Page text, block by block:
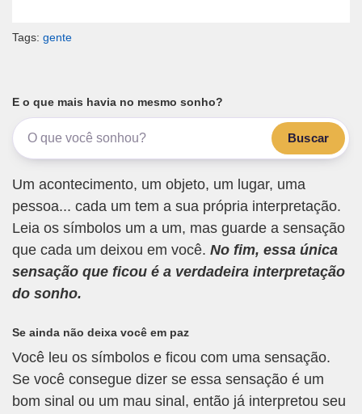
Tags: gente
E o que mais havia no mesmo sonho?
Buscar
Um acontecimento, um objeto, um lugar, uma
pessoa... cada um tem a sua própria interpretação.
Leia os símbolos um a um, mas guarde a sensação
que cada um deixou em você. No fim, essa única
sensação que ficou é a verdadeira interpretação
do sonho.
Se ainda não deixa você em paz
Você leu os símbolos e ficou com uma sensação.
Se você consegue dizer se essa sensação é um
bom sinal ou um mau sinal, então já interpretou seu